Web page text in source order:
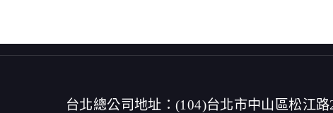
台北總公司地址：(104)台北市中山區松江路